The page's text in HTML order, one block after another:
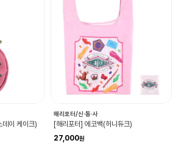
이 케이크)
해리포터/신·동·사
[해리포터] 에코백(허니듀크)
27,000